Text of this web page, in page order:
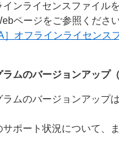
インライセンスファイル
ページをご参照ください
］オフラインライセンス
ラムのバージョンアップ（
ラムのバージョンアップ
サポート状況について、